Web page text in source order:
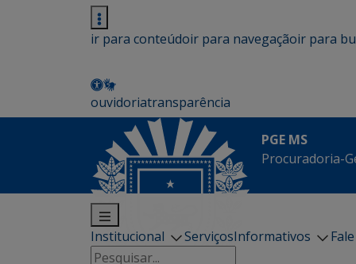
ir para conteúdoir para navegaçãoir para
ouvidoriatransparência
PGE MS
Procuradoria-
Institucional ServiçosInformativos
Pesquisar